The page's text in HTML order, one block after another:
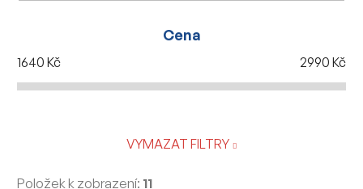
Cena
1640 Kč 2990 Kč
VYMAZAT FILTRY
Položek k zobrazení: 11